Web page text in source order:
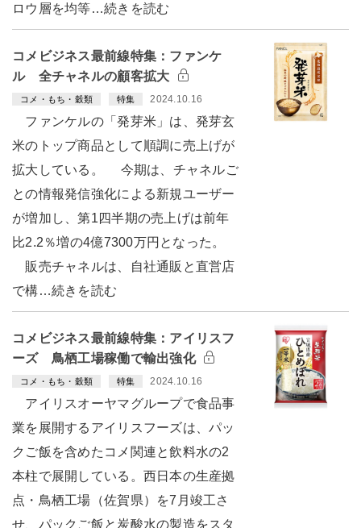
ロウ層を均等…続きを読む
コメビジネス最前線特集：ファンケ
ル 全チャネルの顧客拡大
コメ・もち・穀類 特集 2024.10.16
ファンケルの「発芽米」は、発芽玄
米のトップ商品として順調に売上げが
拡大している。 今期は、チャネルご
との情報発信強化による新規ユーザー
が増加し、第1四半期の売上げは前年
比2.2％増の4億7300万円となった。
販売チャネルは、自社通販と直営店
で構…続きを読む
コメビジネス最前線特集：アイリスフ
ーズ 鳥栖工場稼働で輸出強化
コメ・もち・穀類 特集 2024.10.16
アイリスオーヤマグループで食品事
業を展開するアイリスフーズは、パッ
クご飯を含めたコメ関連と飲料水の2
本柱で展開している。西日本の生産拠
点・鳥栖工場（佐賀県）を7月竣工さ
せ、パックご飯と炭酸水の製造をスタ